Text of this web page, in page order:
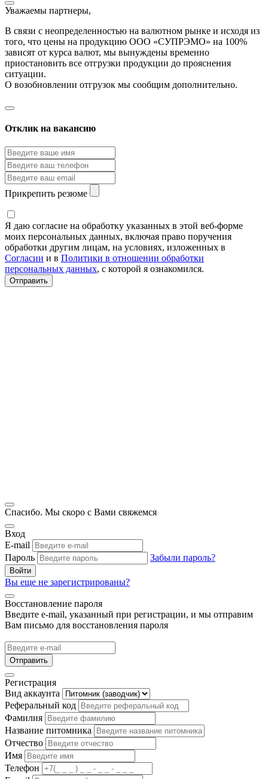
Уважаемы партнеры,
В связи с неопределенностью на валютном рынке и исходя из
того, что цены на продукцию ООО «СУПРЭМО» на 100%
зависят от курса валют, мы вынуждены временно
приостановить все отгрузки продукции до прояснения
ситуации.
О возобновлении отгрузок мы сообщим дополнительно.
Отклик на вакансию
Прикрепить резюме
Я даю согласие на обработку указанных в этой веб-форме
моих персональных данных, включая право поручения
обработки другим лицам, на условиях, изложенных в
Согласии и в Политики в отношении обработки
персональных данных, с которой я ознакомился.
Спасибо. Мы скоро с Вами свяжемся
Вход
E-mail
Пароль
Забыли пароль?
Войти
Вы еще не зарегистрированы?
Восстановление пароля
Введите e-mail, указанный при регистрации, и мы отправим
Вам письмо для восстановления пароля
Отправить
Регистрация
Вид аккаунта
Реферальный код
Фамилия
Название питомника
Отчество
Имя
Телефон